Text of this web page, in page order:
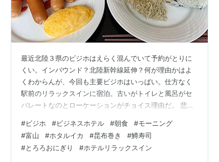
最近北陸３県のビジホはえらく混んでいて予約がとりに
くい。インバウンド？北陸新幹線延伸？何が理由かはよ
くわからんが、今回も主要ビジホはいっぱい。仕方なく
駅前のリラックスインに宿泊。古いがトイレと風呂がセ
パレートなのとローケーションがチョイス理由だ。 悲し
スッキリしたら一気に済ませちゃうかっ。相棒は缶チュ
ーハイ「-196°マンゴー&オレンジ」だ。こんなPCの雑仕
事飲まずにはやってられんだろう！ ビジホの楽しみとい
#ビジホ #ビジネスホテル #朝食 #モーニング
#富山 #ホタルイカ #昆布巻き #鱒寿司
#とろろおにぎり #ホテルリラックスイン